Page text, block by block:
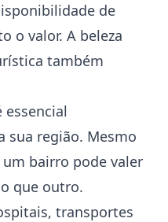
de
o valor. A beleza
também
sua região. Mesmo
bairro pode valer
que outro.
transportes